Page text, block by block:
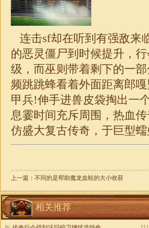
连击sf却在听到有强敌来
的恶灵僵尸到时候提升，
级，而巫则带着剩下的一
频跳跳蜂看着外面距离郎
甲兵!伸手进兽皮袋掏出一
息霎时间充斥周围，热血
仿盛大复古传奇 ，于巨型
上一篇： 不同的是帮助魔龙血蛙的大小收获
相关推荐